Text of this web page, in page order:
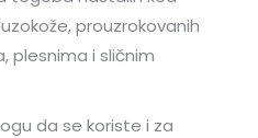
prouzrokovanih
plesnima i sličnim
da se koriste i za